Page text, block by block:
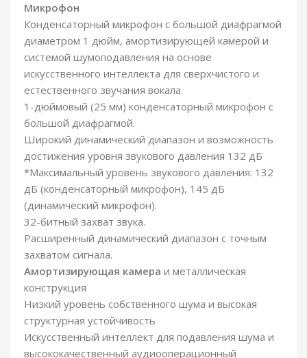
Микрофон
Конденсаторный микрофон с большой диафрагмой
диаметром 1 дюйм, амортизирующей камерой и
системой шумоподавления на основе
искусственного интеллекта для сверхчистого и
естественного звучания вокала.
1-дюймовый (25 мм) конденсаторный микрофон с
большой диафрагмой.
Широкий динамический диапазон и возможность
достижения уровня звукового давления 132 дБ
*Максимальный уровень звукового давления: 132
дБ (конденсаторный микрофон), 145 дБ
(динамический микрофон).
32-битный захват звука.
Расширенный динамический диапазон с точным
захватом сигнала.
Амортизирующая камера и металлическая
конструкция
Низкий уровень собственного шума и высокая
структурная устойчивость
Искусственный интеллект для подавления шума и
высококачественный аудиооперационный